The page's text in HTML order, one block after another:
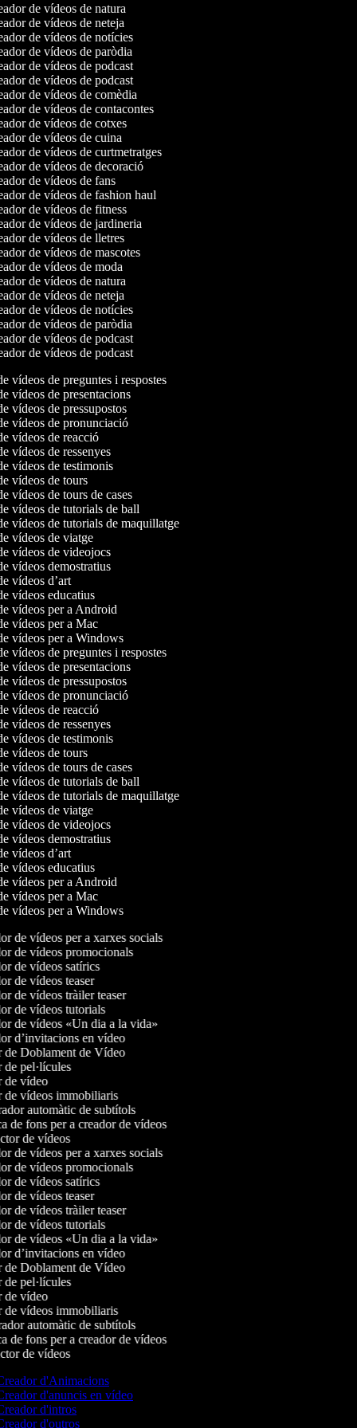
de vídeos de natura
de vídeos de neteja
de vídeos de notícies
de vídeos de paròdia
de vídeos de podcast
de vídeos de podcast
de vídeos de comèdia
de vídeos de contacontes
de vídeos de cotxes
de vídeos de cuina
de vídeos de curtmetratges
de vídeos de decoració
de vídeos de fans
de vídeos de fashion haul
de vídeos de fitness
de vídeos de jardineria
de vídeos de lletres
de vídeos de mascotes
de vídeos de moda
de vídeos de natura
de vídeos de neteja
de vídeos de notícies
de vídeos de paròdia
de vídeos de podcast
de vídeos de podcast
de vídeos de preguntes i respostes
de vídeos de presentacions
vídeos de pressupostos
de vídeos de pronunciació
de vídeos de reacció
vídeos de ressenyes
de vídeos de testimonis
de vídeos de tours
vídeos de tours de cases
de vídeos de tutorials de ball
de vídeos de tutorials de maquillatge
de vídeos de viatge
de vídeos de videojocs
de vídeos demostratius
vídeos d’art
de vídeos educatius
de vídeos per a Android
de vídeos per a Mac
de vídeos per a Windows
de vídeos de preguntes i respostes
de vídeos de presentacions
vídeos de pressupostos
de vídeos de pronunciació
de vídeos de reacció
vídeos de ressenyes
de vídeos de testimonis
de vídeos de tours
vídeos de tours de cases
de vídeos de tutorials de ball
de vídeos de tutorials de maquillatge
de vídeos de viatge
de vídeos de videojocs
de vídeos demostratius
vídeos d’art
de vídeos educatius
de vídeos per a Android
de vídeos per a Mac
de vídeos per a Windows
de vídeos per a xarxes socials
de vídeos promocionals
de vídeos satírics
de vídeos teaser
de vídeos tràiler teaser
de vídeos tutorials
de vídeos «Un dia a la vida»
d’invitacions en vídeo
Doblament de Vídeo
pel·lícules
vídeo
vídeos immobiliaris
automàtic de subtítols
fons per a creador de vídeos
de vídeos
de vídeos per a xarxes socials
de vídeos promocionals
de vídeos satírics
de vídeos teaser
de vídeos tràiler teaser
de vídeos tutorials
de vídeos «Un dia a la vida»
d’invitacions en vídeo
Doblament de Vídeo
pel·lícules
vídeo
vídeos immobiliaris
automàtic de subtítols
fons per a creador de vídeos
de vídeos
d'Animacions
d'anuncis en vídeo
d'intros
d'outros